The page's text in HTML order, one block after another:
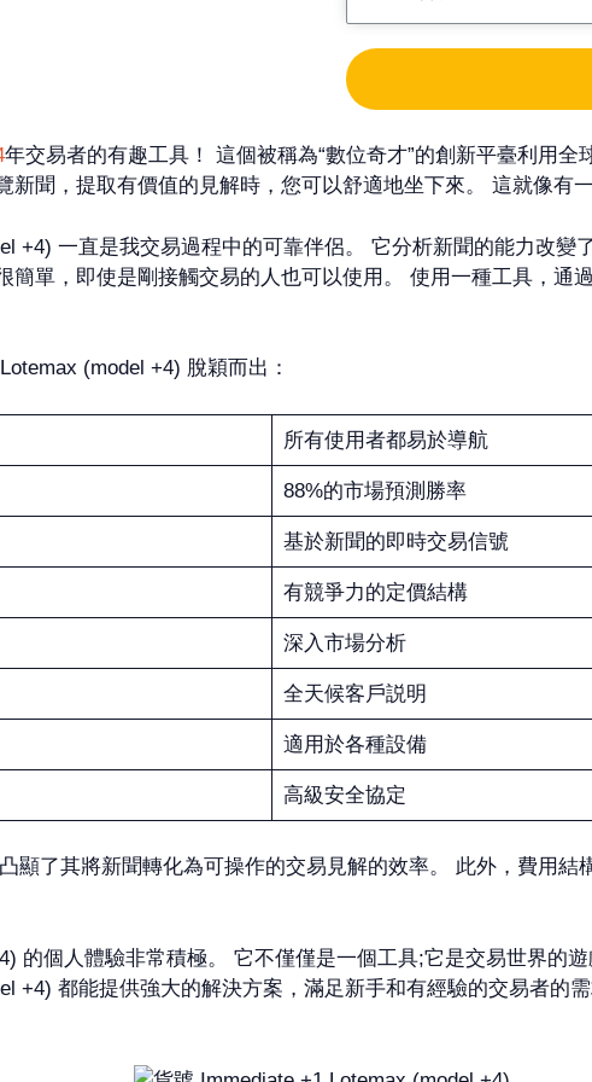
年交易者的有趣工具！ 這個被稱為“數位奇才”的創新平臺利用
新聞，提取有價值的見解時，您可以舒適地坐下來。 這就像有
+4) 一直是我交易過程中的可靠伴侶。 它分析新聞的能力改變
簡單，即使是剛接觸交易的人也可以使用。 使用一種工具，通
(model +4) 脫穎而出：
所有使用者都易於導航
88%的市場預測勝率
基於新聞的即時交易信號
有競爭力的定價結構
深入市場分析
全天候客戶説明
適用於各種設備
高級安全協定
顯了其將新聞轉化為可操作的交易見解的效率。 此外，費用
的個人體驗非常積極。 它不僅僅是一個工具;它是交易世界的
+4) 都能提供強大的解決方案，滿足新手和有經驗的交易者的